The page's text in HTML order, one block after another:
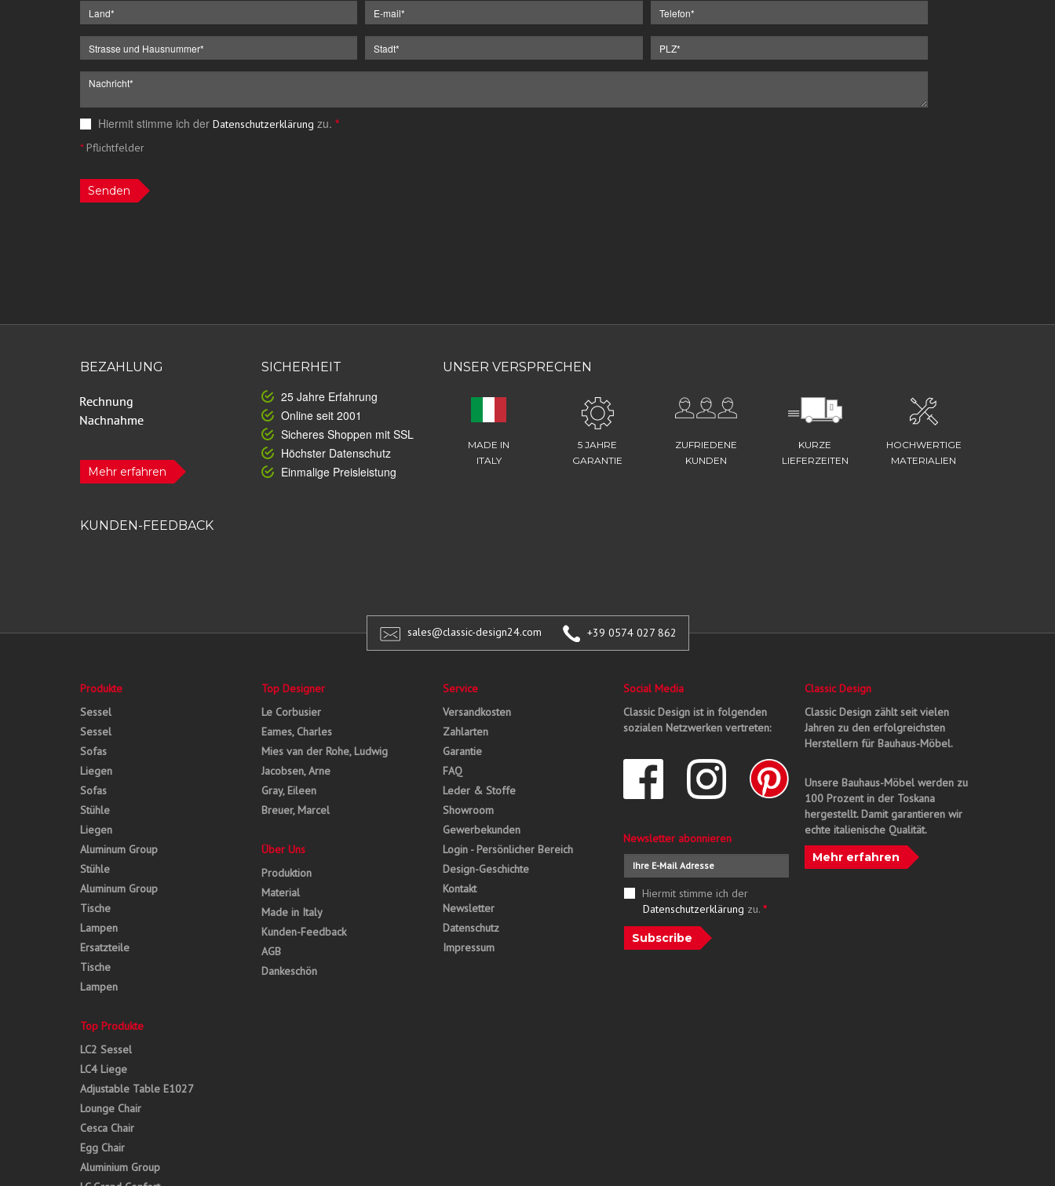
Hiermit stimme ich der Datenschutzerklärung zu. *
*Pflichtfelder
Senden
BEZAHLUNG
Mehr erfahren
SICHERHEIT
25 Jahre Erfahrung
Online seit 2001
Sicheres Shoppen mit SSL
Höchster Datenschutz
Einmalige Preisleistung
UNSER VERSPRECHEN
MADE IN
ITALY
5 JAHRE
GARANTIE
ZUFRIEDENE
KUNDEN
KURZE
LIEFERZEITEN
HOCHWERTIGE
MATERIALIEN
KUNDEN-FEEDBACK
sales@classic-design24.com +39 0574 027 862
Produkte
Sessel
Sessel
Sofas
Liegen
Sofas
Stühle
Liegen
Aluminum Group
Stühle
Aluminum Group
Tische
Lampen
Ersatzteile
Tische
Lampen
Top Produkte
LC2 Sessel
LC4 Liege
Adjustable Table E1027
Lounge Chair
Cesca Chair
Egg Chair
Aluminium Group
Top Designer
Le Corbusier
Eames, Charles
Mies van der Rohe, Ludwig
Jacobsen, Arne
Gray, Eileen
Breuer, Marcel
Über Uns
Produktion
Material
Made in Italy
Kunden-Feedback
AGB
Dankeschön
Service
Versandkosten
Zahlarten
Garantie
FAQ
Leder & Stoffe
Showroom
Gewerbekunden
Login - Persönlicher Bereich
Design-Geschichte
Kontakt
Newsletter
Datenschutz
Impressum
Social Media
Classic Design ist in folgenden
sozialen Netzwerken vertreten:
Newsletter abonnieren
Hiermit stimme ich der
Datenschutzerklärung zu. *
Subscribe
Classic Design
Classic Design zählt seit vielen
Jahren zu den erfolgreichsten
Herstellern für Bauhaus-Möbel.
Unsere Bauhaus-Möbel werden zu
100 Prozent in der Toskana
hergestellt. Damit garantieren wir
echte italienische Qualität.
Mehr erfahren